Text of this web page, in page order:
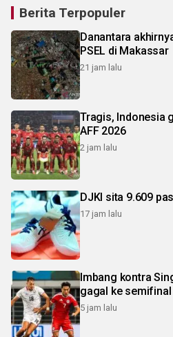
Berita Terpopuler
Danantara
PSEL di Makassar
21 jam lalu
Tragis, Indonesia
AFF 2026
2 jam lalu
DJKI sita 9.609
17 jam lalu
Imbang kontra
gagal ke semifinal
5 jam lalu